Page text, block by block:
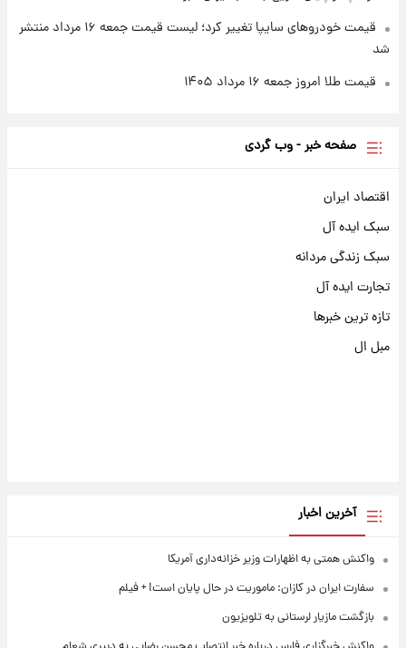
قیمت خودروهای سایپا تغییر کرد؛ لیست قیمت جمعه ۱۶ مرداد منتشر
شد
قیمت طلا امروز جمعه ۱۶ مرداد ۱۴۰۵
صفحه خبر - وب گردی
اقتصاد ایران
سبک ایده آل
سبک زندگی مردانه
تجارت ایده آل
تازه ترین خبرها
مبل ال
آخرین اخبار
واکنش همتی به اظهارات وزیر خزانه‌داری آمریکا
سفارت ایران در کازان: ماموریت در حال پایان است! + فیلم
بازگشت مازیار لرستانی به تلویزیون